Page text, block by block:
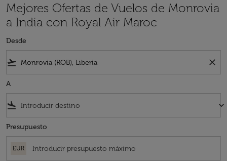
Mejores Ofertas de Vuelos de Monrovia
a India con Royal Air Maroc
Desde
flight_takeoff close
A
flight_land keyboard_arrow_down
Presupuesto
EUR